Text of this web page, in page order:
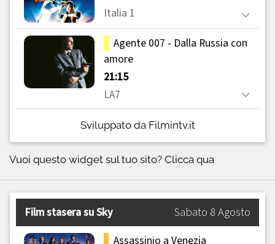
Sviluppato da Filmintv.it
Vuoi questo widget sul tuo sito? Clicca qua